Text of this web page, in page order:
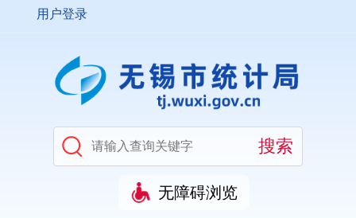
用户登录
无障碍浏览